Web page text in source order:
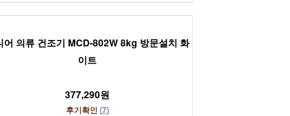
어 의류 건조기 MCD-802W 8kg 방문설치 화
이트
377,290원
후기확인 (7)